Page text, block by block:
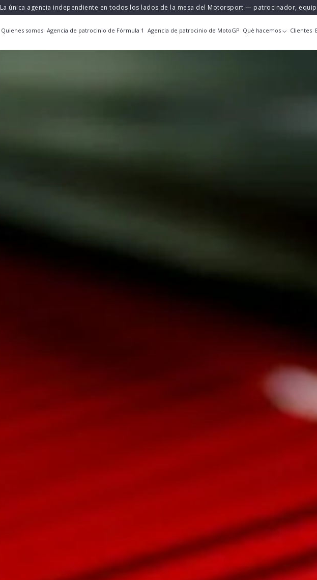
La única agencia independiente en todos los lados de la mesa del Motorsport — patrocinador,
Quienes somos Agencia de patrocinio de Fórmula 1 Agencia de patrocinio de MotoGP Què hacemos Clientes